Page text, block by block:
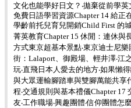
文化也能學好日文？‧拋棄從前學
免費日語學習資源Chapter 14 給
學齡前托兒育兒開銷Child First 的
菁英教育Chapter 15 休閒：連休與
方式東京超基本景點‧東京迪士尼
街：Lalaport、御殿場、輕井澤‧江
玩‧直飛日本人愛去的地方‧如果懶
與大眾運輸腳踏車與雙腳萬能共享
程‧交通規則與基本禮儀Chapter
友‧工作職場‧興趣團體‧信仰團體怎